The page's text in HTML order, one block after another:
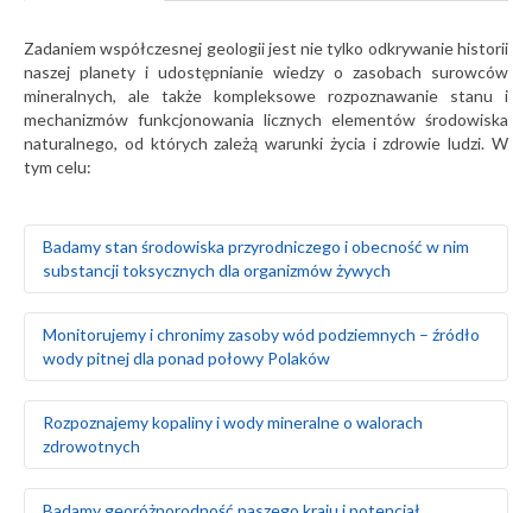
Zadaniem współczesnej geologii jest nie tylko odkrywanie historii
naszej planety i udostępnianie wiedzy o zasobach surowców
mineralnych, ale także kompleksowe rozpoznawanie stanu i
mechanizmów funkcjonowania licznych elementów środowiska
naturalnego, od których zależą warunki życia i zdrowie ludzi. W
tym celu:
Badamy stan środowiska przyrodniczego i obecność w nim
substancji toksycznych dla organizmów żywych
skażenie w wyniku działalności człowieka
Prowadzimy badania geochemiczne wód
powierzchniowych, gleb i gruntów oraz osadów
wodnych rzek i jezior
Monitorujemy środowisko gruntowo-wodne w rejonie
obiektów stwarzających zagrożenie dla środowiska
naturalnego, takich jak: zakłady przemysłowe, magazyny
paliw, lotniska, bazy transportowe, jednostki wojskowe
Monitorujemy i chronimy zasoby wód podziemnych – źródło
wody pitnej dla ponad połowy Polaków
podziemnych na obszarze całego kraju
Szacujemy stopień wykorzystania zasobów wód
podziemnych – określamy rezerwy i wyznaczamy obszary
deficytowe
Rozpoznajemy kopaliny i wody mineralne o walorach
zdrowotnych